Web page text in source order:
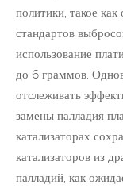
политики, такое
стандартов
использование
до 6 граммов.
отслеживать
замены палладия
катализаторах
катализаторов из
палладий, как